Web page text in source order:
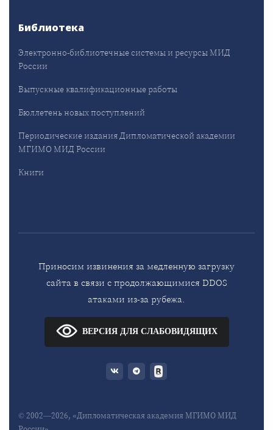
Библиотека
Электронно-библиотечные системы и ресурсы МИД
России
Выпускные квалификационные работы
Бюллетень новых поступлений
Периодические издания Дипломатической академии
МГИМО МИД России
Книги
Приносим извинения за медленную загрузку
сайта в связи с продолжающимися DDOS
атаками из-за рубежа.
ВЕРСИЯ ДЛЯ СЛАБОВИДЯЩИХ
© 2002—2026, «Дипломатическая академия МГИМО МИД